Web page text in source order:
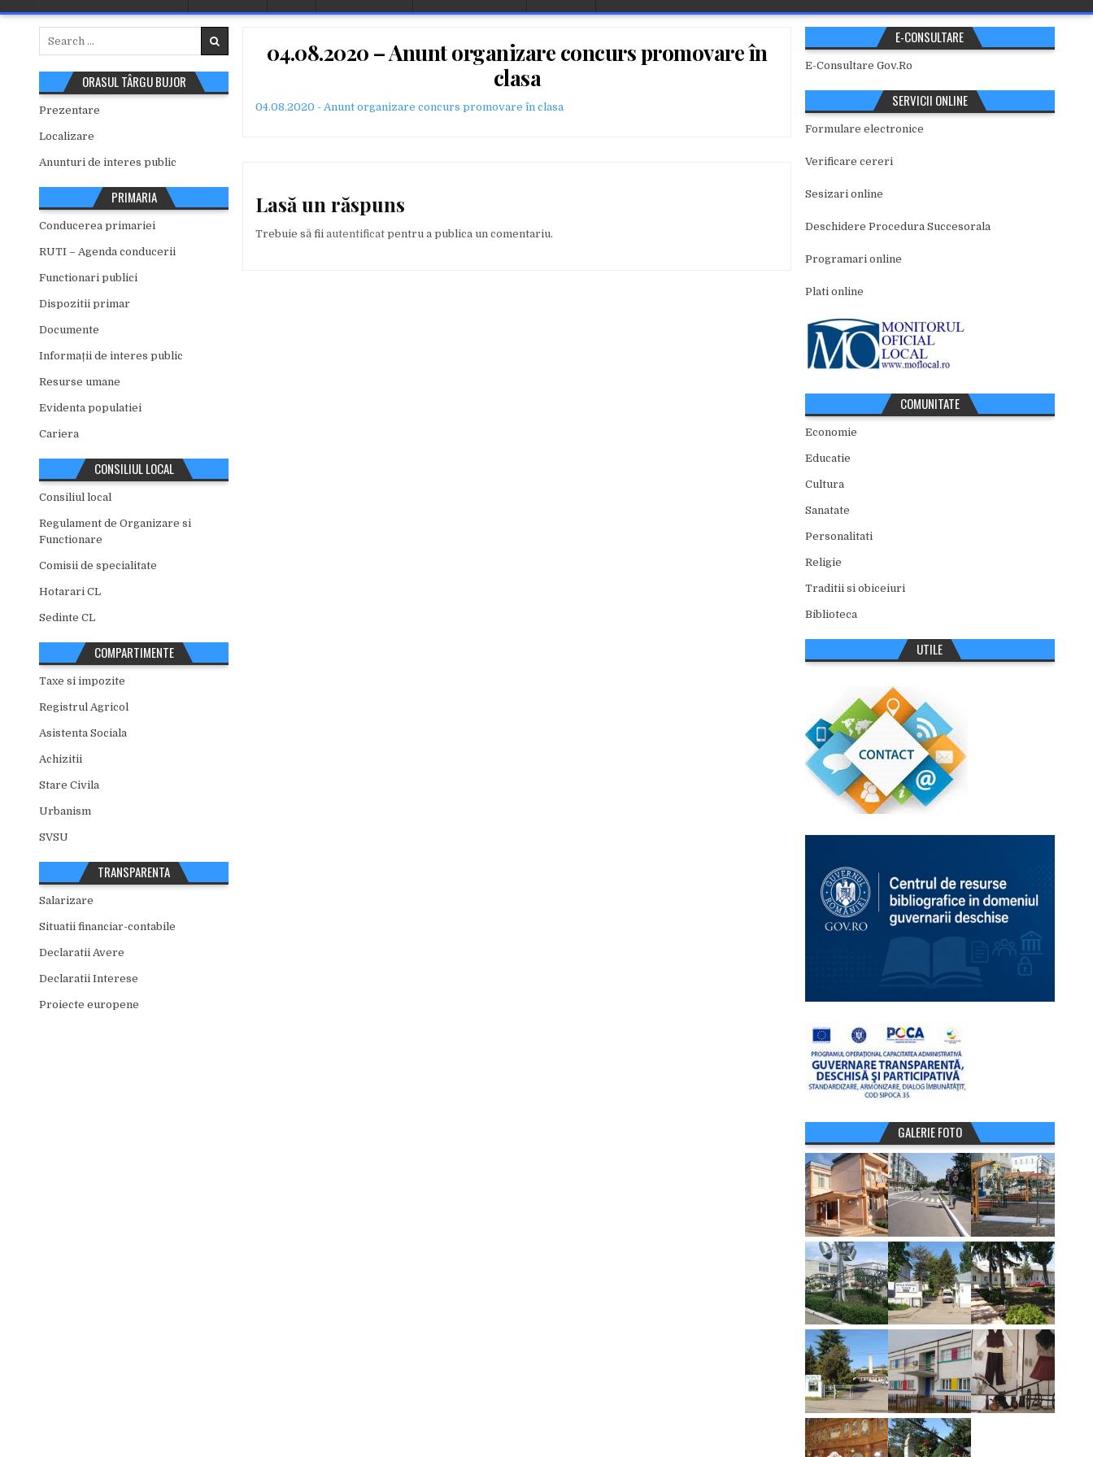
04.08.2020 – Anunt organizare concurs promovare în
clasa
04.08.2020 - Anunt organizare concurs promovare în clasa
Lasă un răspuns
Trebuie să fiiautentificat pentru a publica un comentariu.
ORASUL TÂRGU BUJOR
Prezentare
Localizare
Anunturi de interes public
PRIMARIA
Conducerea primariei
RUTI – Agenda conducerii
Functionari publici
Dispozitii primar
Documente
Informații de interes public
Resurse umane
Evidenta populatiei
Cariera
CONSILIUL LOCAL
Consiliul local
Regulament de Organizare si
Functionare
Comisii de specialitate
Hotarari CL
Sedinte CL
COMPARTIMENTE
Taxe si impozite
Registrul Agricol
Asistenta Sociala
Achizitii
Stare Civila
Urbanism
SVSU
TRANSPARENTA
Salarizare
Situatii financiar-contabile
Declaratii Avere
Declaratii Interese
Proiecte europene
E-CONSULTARE
E-Consultare Gov.Ro
SERVICII ONLINE
Formulare electronice
Verificare cereri
Sesizari online
Deschidere Procedura Succesorala
Programari online
Plati online
COMUNITATE
Economie
Educatie
Cultura
Sanatate
Personalitati
Religie
Traditii si obiceiuri
Biblioteca
UTILE
GALERIE FOTO